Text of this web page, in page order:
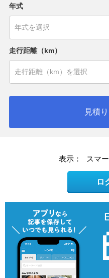
年式
走行距離（km）
見積
表示： スマ
ロ